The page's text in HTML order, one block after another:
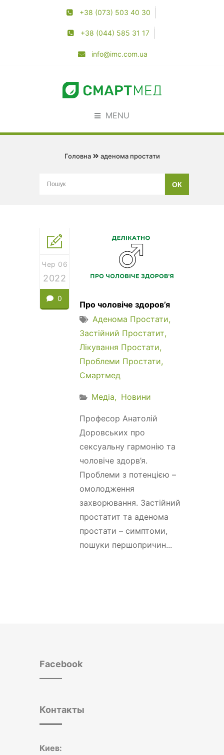
+38 (073) 503 40 30
+38 (044) 585 31 17
info@imc.com.ua
MENU
Головна аденома простати
Чер 06
2022
0
Про чоловіче здоров’я
Аденома Простати
Застійний Простатит
Лікування Простати
Проблеми Простати
Смартмед
Медіа Новини
Професор Анатолій
Доровських про
сексуальну гармонію та
чоловіче здорв’я.
Проблеми з потенцією –
омолодження
захворювання. Застійний
простатит та аденома
простати – симптоми,
пошуки першопричин...
Facebook
Контакты
Киев: